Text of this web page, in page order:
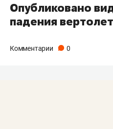
Опубликовано
падения
Комментарии 0